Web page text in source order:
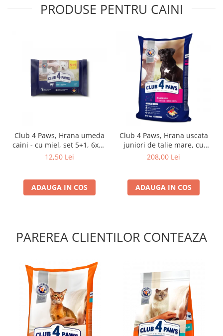
PRODUSE PENTRU CAINI
Club 4 Paws, Hrana umeda
caini - cu miel, set 5+1, 6x80
g
12,50 Lei
ADAUGA IN COS
Club 4 Paws, Hrana uscata
juniori de talie mare, cu
pui, 14kg
208,00 Lei
ADAUGA IN COS
PAREREA CLIENTILOR CONTEAZA